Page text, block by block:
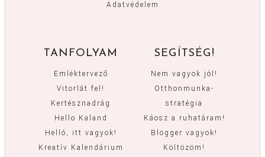
Adatvédelem
TANFOLYAM
Emléktervező
Vitorlát fel!
Kertésznadrág
Hello Kaland
Helló, itt vagyok!
Kreatív Kalendárium
SEGÍTSÉG!
Nem vagyok jól!
Otthonmunka-
stratégia
Káosz a ruhatáram!
Blogger vagyok!
Költözöm!